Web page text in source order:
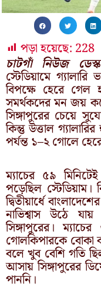
পড়া হয়েছে: 228
চাটগাঁ নিউজ
স্টেডিয়ামে
বিপক্ষে হেরে গেল
সমর্থকদের মন জয়
সিঙ্গাপুরের চেয়ে
কিন্তু উত্তাল
পর্যন্ত ১–২ গোলে
ম্যাচের ৫৯
পড়েছিল স্টেডিয়াম।
দ্বিতীয়ার্ধে
নাভিশ্বাস উঠে
সিঙ্গাপুরের।
গোলকিপারকে বোকা
বলে খুব বেশি গতি
আসায় সিঙ্গাপুরের
পাননি।